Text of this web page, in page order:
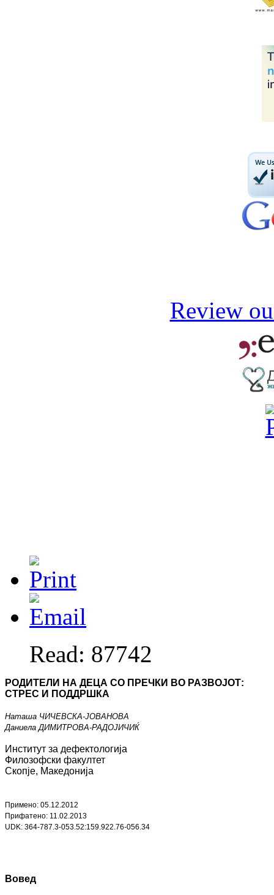
Review
Read: 87742
РОДИТЕЛИ НА ДЕЦА СО ПРЕЧКИ ВО РАЗВОЈОТ:
СТРЕС И ПОДДРШКА
Наташа ЧИЧЕВСКА-ЈОВАНОВА
Даниела ДИМИТРОВА-РАДОЈИЧИЌ
Институт за дефектологија
Филозофски факултет
Скопје, Македонија
Примено: 05.12.2012
Прифатено: 11.02.2013
UDK: 364-787.3-053.52:159.922.76-056.34
Вовед